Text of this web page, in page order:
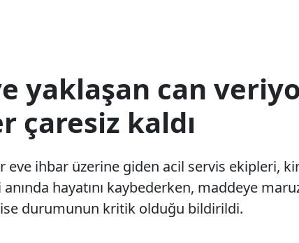
yaklaşan can
çaresiz kaldı
eve ihbar üzerine giden acil servis ekipleri,
hayatını kaybederken, maddeye
ise durumunun kritik olduğu bildirildi.